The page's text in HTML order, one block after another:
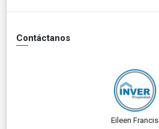
Contáctanos
Eileen Francis